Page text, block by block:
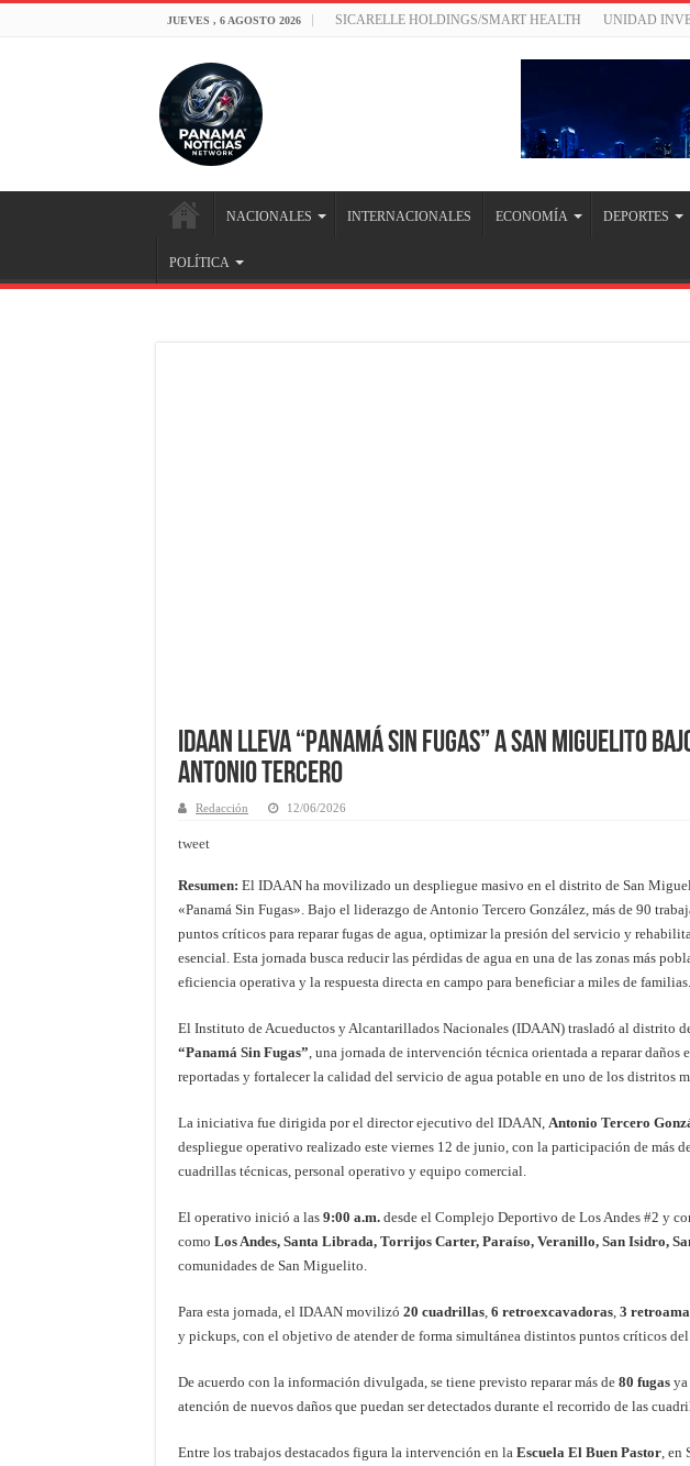
JUEVES , 6 AGOSTO 2026 SICARELLE HOLDINGS/SMART HEALTH UNIDAD
NACIONALES INTERNACIONALES ECONOMÍA DEPORTES
POLÍTICA
IDAAN lleva “Panamá Sin Fugas” a San Miguelito
Antonio Tercero
Redacción 12/06/2026
tweet
Resumen: El IDAAN ha movilizado un despliegue masivo en el distrito de San
«Panamá Sin Fugas». Bajo el liderazgo de Antonio Tercero González, más de 90
puntos críticos para reparar fugas de agua, optimizar la presión del servicio y
esencial. Esta jornada busca reducir las pérdidas de agua en una de las zonas más
eficiencia operativa y la respuesta directa en campo para beneficiar a miles de familias.
El Instituto de Acueductos y Alcantarillados Nacionales (IDAAN) trasladó al distrito
“Panamá Sin Fugas” , una jornada de intervención técnica orientada a reparar daños
reportadas y fortalecer la calidad del servicio de agua potable en uno de los distritos
La iniciativa fue dirigida por el director ejecutivo del IDAAN, Antonio Tercero
despliegue operativo realizado este viernes 12 de junio, con la participación de más
cuadrillas técnicas, personal operativo y equipo comercial.
El operativo inició a las 9:00 a.m. desde el Complejo Deportivo de Los Andes #2 y
como Los Andes, Santa Librada, Torrijos Carter, Paraíso, Veranillo, San Isidro,
comunidades de San Miguelito.
Para esta jornada, el IDAAN movilizó 20 cuadrillas 6 retroexcavadoras 3
y pickups, con el objetivo de atender de forma simultánea distintos puntos críticos
De acuerdo con la información divulgada, se tiene previsto reparar más de 80 fugas ya
atención de nuevos daños que puedan ser detectados durante el recorrido de las
Entre los trabajos destacados figura la intervención en la Escuela El Buen Pastor ,